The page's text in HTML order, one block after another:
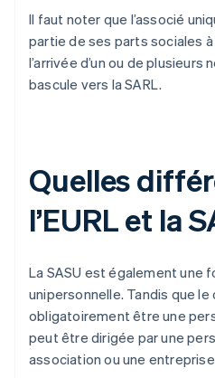
Il faut noter que l’associé
partie de ses parts sociales
l’arrivée d’un ou de plusieurs
bascule vers la SARL.
Quelles
l’EURL et la
La SASU est également une
unipersonnelle. Tandis que le
obligatoirement être une
peut être dirigée par une
association ou une